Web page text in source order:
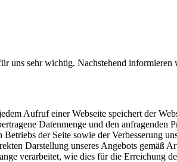
uns sehr wichtig. Nachstehend
Aufruf einer Webseite speichert der
Datenmenge und den
der Seite sowie der Verbesserung
Darstellung unseres Angebots
verarbeitet, wie dies für die Erreichung